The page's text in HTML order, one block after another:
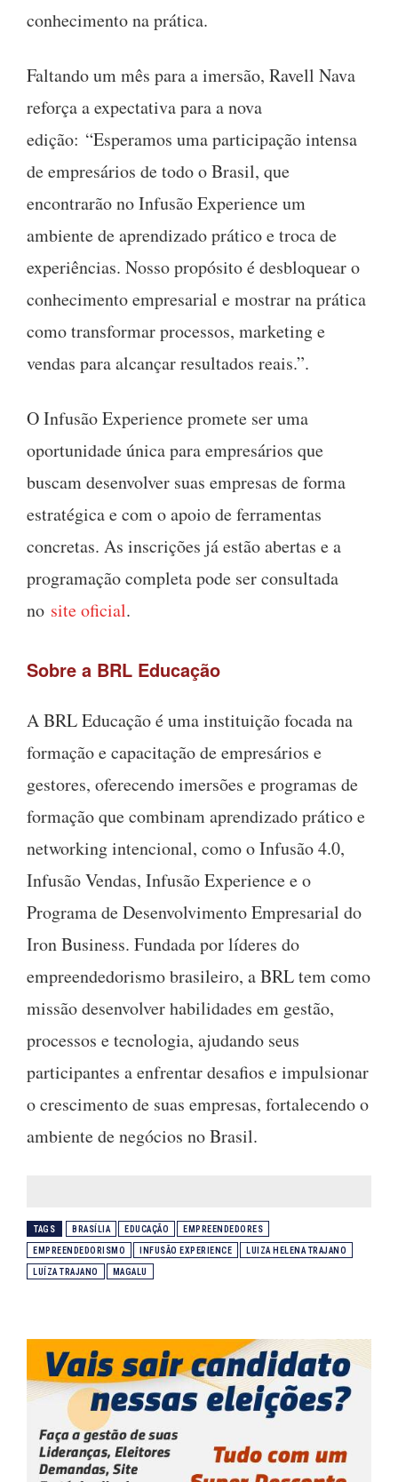
conhecimento na prática.
Faltando um mês para a imersão, Ravell Nava
reforça a expectativa para a nova
edição: “Esperamos uma participação intensa
de empresários de todo o Brasil, que
encontrarão no Infusão Experience um
ambiente de aprendizado prático e troca de
experiências. Nosso propósito é desbloquear o
conhecimento empresarial e mostrar na prática
como transformar processos, marketing e
vendas para alcançar resultados reais.”.
O Infusão Experience promete ser uma
oportunidade única para empresários que
buscam desenvolver suas empresas de forma
estratégica e com o apoio de ferramentas
concretas. As inscrições já estão abertas e a
programação completa pode ser consultada
no site oficial.
Sobre a BRL Educação
A BRL Educação é uma instituição focada na
formação e capacitação de empresários e
gestores, oferecendo imersões e programas de
formação que combinam aprendizado prático e
networking intencional, como o Infusão 4.0,
Infusão Vendas, Infusão Experience e o
Programa de Desenvolvimento Empresarial do
Iron Business. Fundada por líderes do
empreendedorismo brasileiro, a BRL tem como
missão desenvolver habilidades em gestão,
processos e tecnologia, ajudando seus
participantes a enfrentar desafios e impulsionar
o crescimento de suas empresas, fortalecendo o
ambiente de negócios no Brasil.
TAGS BRASÍLIA EDUCAÇÃO EMPREENDEDORES
EMPREENDEDORISMO INFUSÃO EXPERIENCE LUIZA HELENA TRAJANO
LUÍZA TRAJANO MAGALU